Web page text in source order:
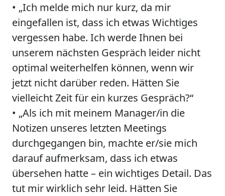
• „Ich melde mich nur kurz, da mir
eingefallen ist, dass ich etwas Wichtiges
vergessen habe. Ich werde Ihnen bei
unserem nächsten Gespräch leider nicht
optimal weiterhelfen können, wenn wir
jetzt nicht darüber reden. Hätten Sie
vielleicht Zeit für ein kurzes Gespräch?“
• „Als ich mit meinem Manager/in die
Notizen unseres letzten Meetings
durchgegangen bin, machte er/sie mich
darauf aufmerksam, dass ich etwas
übersehen hatte – ein wichtiges Detail. Das
tut mir wirklich sehr leid. Hätten Sie